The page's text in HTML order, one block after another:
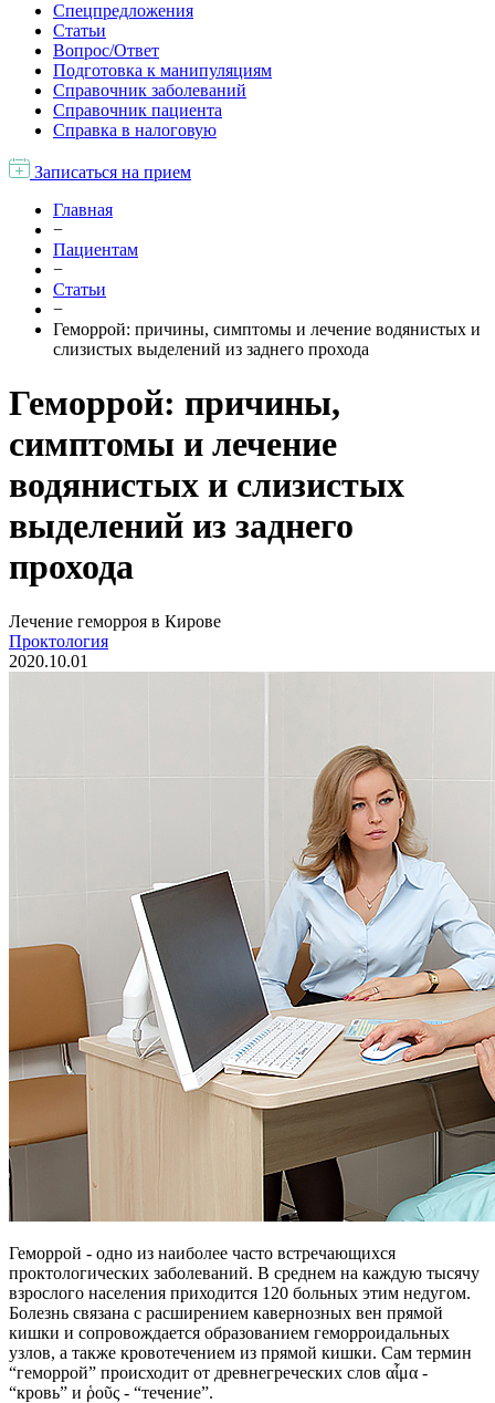
Спецпредложения
Статьи
Вопрос/Ответ
Подготовка к манипуляциям
Справочник заболеваний
Справочник пациента
Справка в налоговую
Записаться на прием
Главная
−
Пациентам
−
Статьи
−
Геморрой: причины, симптомы и лечение водянистых и
слизистых выделений из заднего прохода
Геморрой: причины,
симптомы и лечение
водянистых и слизистых
выделений из заднего
прохода
Лечение геморроя в Кирове
Проктология
2020.10.01
Геморрой - одно из наиболее часто встречающихся
проктологических заболеваний. В среднем на каждую тысячу
взрослого населения приходится 120 больных этим недугом.
Болезнь связана с расширением кавернозных вен прямой
кишки и сопровождается образованием геморроидальных
узлов, а также кровотечением из прямой кишки. Сам термин
“геморрой” происходит от древнегреческих слов αἷμα -
“кровь” и ῥοῦς - “течение”.